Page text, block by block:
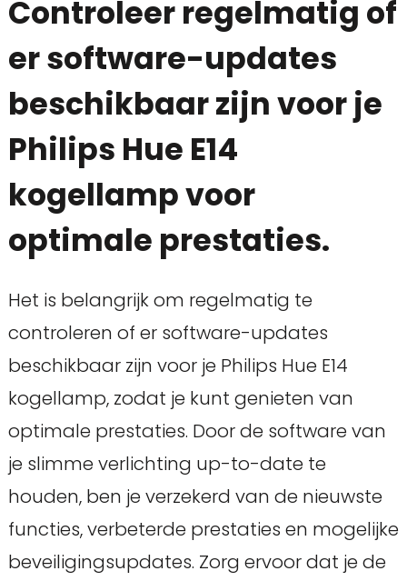
Controleer regelmatig of
er software-updates
beschikbaar zijn voor je
Philips Hue E14
kogellamp voor
optimale prestaties.
Het is belangrijk om regelmatig te
controleren of er software-updates
beschikbaar zijn voor je Philips Hue E14
kogellamp, zodat je kunt genieten van
optimale prestaties. Door de software van
je slimme verlichting up-to-date te
houden, ben je verzekerd van de nieuwste
functies, verbeterde prestaties en mogelijke
beveiligingsupdates. Zorg ervoor dat je de